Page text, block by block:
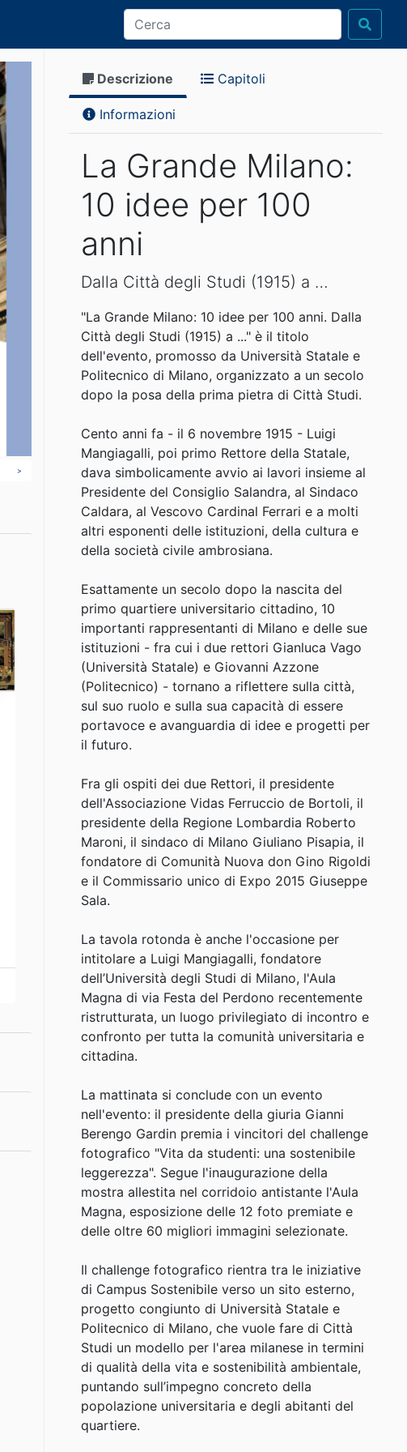
>
Descrizione Capitoli
Informazioni
La Grande Milano:
10 idee per 100
anni
Dalla Città degli Studi (1915) a …
"La Grande Milano: 10 idee per 100 anni. Dalla
Città degli Studi (1915) a ..." è il titolo
dell'evento, promosso da Università Statale e
Politecnico di Milano, organizzato a un secolo
dopo la posa della prima pietra di Città Studi.
Cento anni fa - il 6 novembre 1915 - Luigi
Mangiagalli, poi primo Rettore della Statale,
dava simbolicamente avvio ai lavori insieme al
Presidente del Consiglio Salandra, al Sindaco
Caldara, al Vescovo Cardinal Ferrari e a molti
altri esponenti delle istituzioni, della cultura e
della società civile ambrosiana.
Esattamente un secolo dopo la nascita del
primo quartiere universitario cittadino, 10
importanti rappresentanti di Milano e delle sue
istituzioni - fra cui i due rettori Gianluca Vago
(Università Statale) e Giovanni Azzone
(Politecnico) - tornano a riflettere sulla città,
sul suo ruolo e sulla sua capacità di essere
portavoce e avanguardia di idee e progetti per
il futuro.
Fra gli ospiti dei due Rettori, il presidente
dell'Associazione Vidas Ferruccio de Bortoli, il
presidente della Regione Lombardia Roberto
Maroni, il sindaco di Milano Giuliano Pisapia, il
fondatore di Comunità Nuova don Gino Rigoldi
e il Commissario unico di Expo 2015 Giuseppe
Sala.
La tavola rotonda è anche l'occasione per
intitolare a Luigi Mangiagalli, fondatore
dell’Università degli Studi di Milano, l'Aula
Magna di via Festa del Perdono recentemente
ristrutturata, un luogo privilegiato di incontro e
confronto per tutta la comunità universitaria e
cittadina.
La mattinata si conclude con un evento
nell'evento: il presidente della giuria Gianni
Berengo Gardin premia i vincitori del challenge
fotografico "Vita da studenti: una sostenibile
leggerezza". Segue l'inaugurazione della
mostra allestita nel corridoio antistante l'Aula
Magna, esposizione delle 12 foto premiate e
delle oltre 60 migliori immagini selezionate.
Il challenge fotografico rientra tra le iniziative
di Campus Sostenibile verso un sito esterno,
progetto congiunto di Università Statale e
Politecnico di Milano, che vuole fare di Città
Studi un modello per l'area milanese in termini
di qualità della vita e sostenibilità ambientale,
puntando sull’impegno concreto della
popolazione universitaria e degli abitanti del
quartiere.